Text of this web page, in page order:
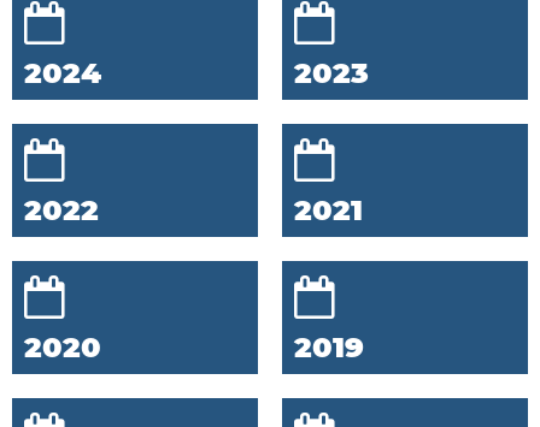
2024 2023
2022 2021
2020 2019